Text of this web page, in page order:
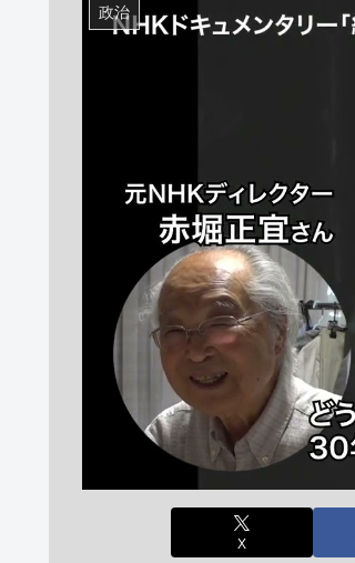
政治
X